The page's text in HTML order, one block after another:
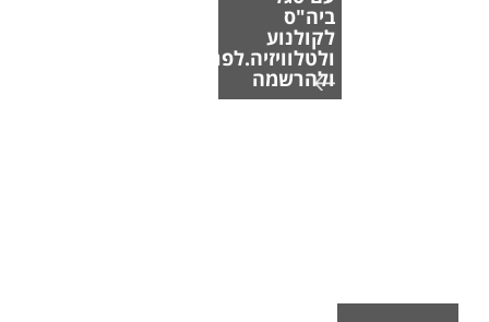
ביה"ס
לקולנוע
ולטלוויזיה.לפרטים
ולהרשמה